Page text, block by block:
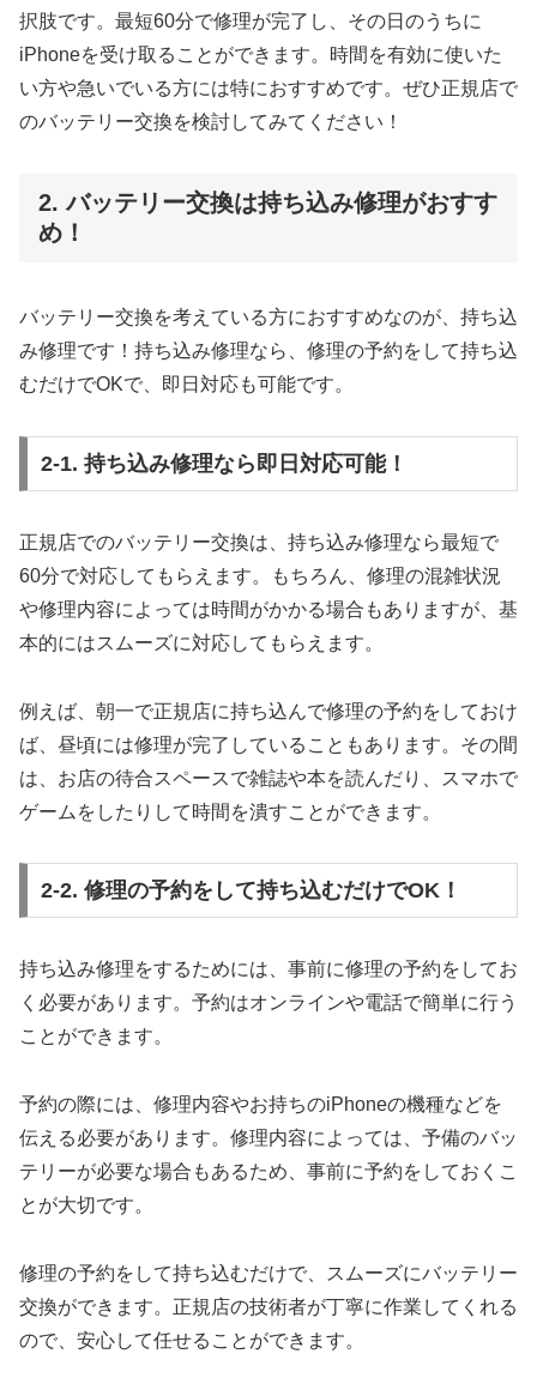
択肢です。最短60分で修理が完了し、その日のうちに
iPhoneを受け取ることができます。時間を有効に使いた
い方や急いでいる方には特におすすめです。ぜひ正規店で
のバッテリー交換を検討してみてください！
2. バッテリー交換は持ち込み修理がおすす
め！
バッテリー交換を考えている方におすすめなのが、持ち込
み修理です！持ち込み修理なら、修理の予約をして持ち込
むだけでOKで、即日対応も可能です。
2-1. 持ち込み修理なら即日対応可能！
正規店でのバッテリー交換は、持ち込み修理なら最短で
60分で対応してもらえます。もちろん、修理の混雑状況
や修理内容によっては時間がかかる場合もありますが、基
本的にはスムーズに対応してもらえます。
例えば、朝一で正規店に持ち込んで修理の予約をしておけ
ば、昼頃には修理が完了していることもあります。その間
は、お店の待合スペースで雑誌や本を読んだり、スマホで
ゲームをしたりして時間を潰すことができます。
2-2. 修理の予約をして持ち込むだけでOK！
持ち込み修理をするためには、事前に修理の予約をしてお
く必要があります。予約はオンラインや電話で簡単に行う
ことができます。
予約の際には、修理内容やお持ちのiPhoneの機種などを
伝える必要があります。修理内容によっては、予備のバッ
テリーが必要な場合もあるため、事前に予約をしておくこ
とが大切です。
修理の予約をして持ち込むだけで、スムーズにバッテリー
交換ができます。正規店の技術者が丁寧に作業してくれる
ので、安心して任せることができます。